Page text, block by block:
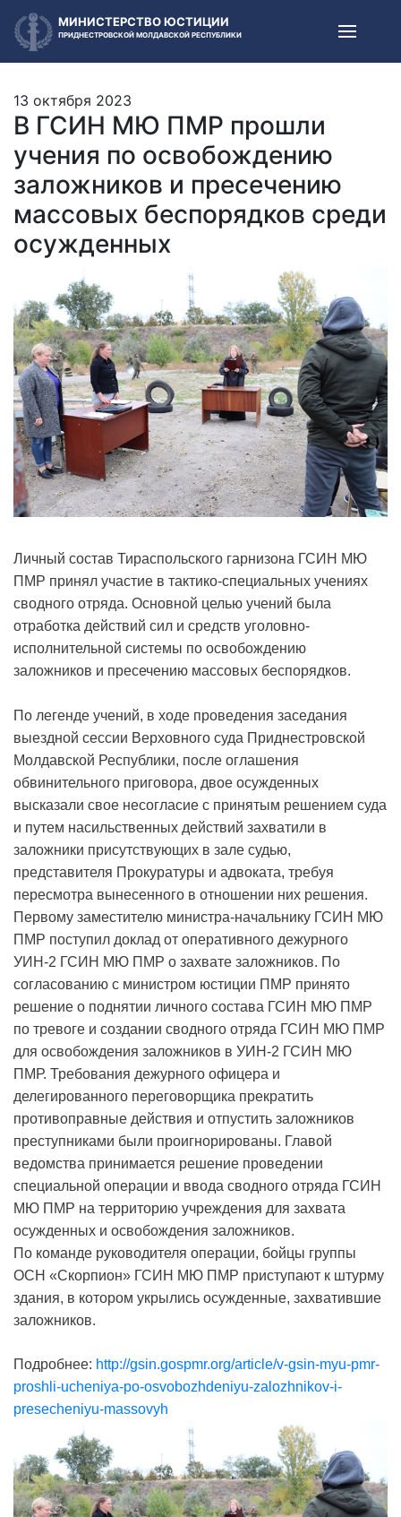
МИНИСТЕРСТВО ЮСТИЦИИ
ПРИДНЕСТРОВСКОЙ МОЛДАВСКОЙ РЕСПУБЛИКИ
13 октября 2023
В ГСИН МЮ ПМР прошли
учения по освобождению
заложников и пресечению
массовых беспорядков среди
осужденных
Личный состав Тираспольского гарнизона ГСИН МЮ
ПМР принял участие в тактико-специальных учениях
сводного отряда. Основной целью учений была
отработка действий сил и средств уголовно-
исполнительной системы по освобождению
заложников и пресечению массовых беспорядков.
По легенде учений, в ходе проведения заседания
выездной сессии Верховного суда Приднестровской
Молдавской Республики, после оглашения
обвинительного приговора, двое осужденных
высказали свое несогласие с принятым решением суда
и путем насильственных действий захватили в
заложники присутствующих в зале судью,
представителя Прокуратуры и адвоката, требуя
пересмотра вынесенного в отношении них решения.
Первому заместителю министра-начальнику ГСИН МЮ
ПМР поступил доклад от оперативного дежурного
УИН-2 ГСИН МЮ ПМР о захвате заложников. По
согласованию с министром юстиции ПМР принято
решение о поднятии личного состава ГСИН МЮ ПМР
по тревоге и создании сводного отряда ГСИН МЮ ПМР
для освобождения заложников в УИН-2 ГСИН МЮ
ПМР. Требования дежурного офицера и
делегированного переговорщика прекратить
противоправные действия и отпустить заложников
преступниками были проигнорированы. Главой
ведомства принимается решение проведении
специальной операции и ввода сводного отряда ГСИН
МЮ ПМР на территорию учреждения для захвата
осужденных и освобождения заложников.
По команде руководителя операции, бойцы группы
ОСН «Скорпион» ГСИН МЮ ПМР приступают к штурму
здания, в котором укрылись осужденные, захватившие
заложников.
Подробнее: http://gsin.gospmr.org/article/v-gsin-myu-pmr-
proshli-ucheniya-po-osvobozhdeniyu-zalozhnikov-i-
presecheniyu-massovyh